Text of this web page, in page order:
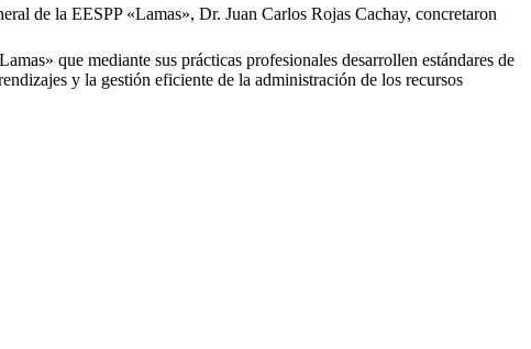
de la EESPP «Lamas», Dr. Juan Carlos Rojas Cachay, concretaron
que mediante sus prácticas profesionales desarrollen estándares de
y la gestión eficiente de la administración de los recursos